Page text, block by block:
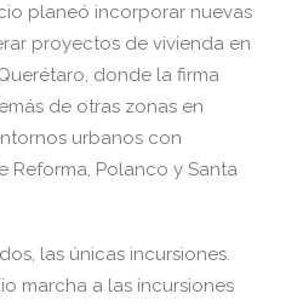
planeó incorporar nuevas
proyectos de vivienda en
donde la firma
de otras zonas en
urbanos con
Reforma, Polanco y Santa
las únicas incursiones.
marcha a las incursiones